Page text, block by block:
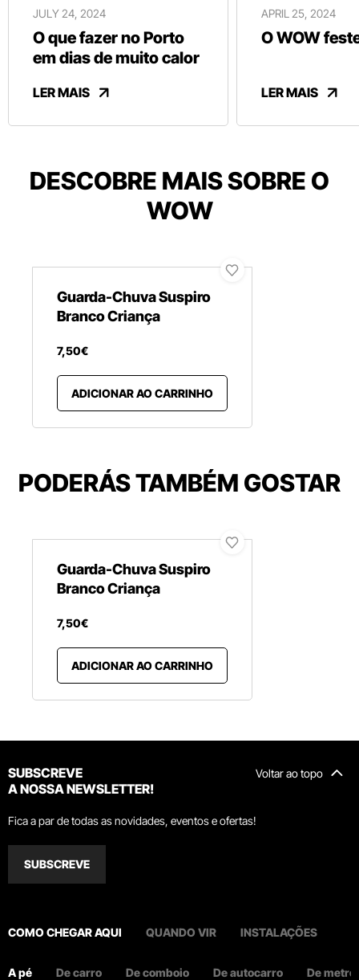
JULY 24, 2024
O que fazer no Porto
em dias de muito calor
LER MAIS
APRIL 25, 2024
O WOW
LER MAIS
DESCOBRE MAIS SOBRE O
WOW
Guarda-Chuva Suspiro
Branco Criança
7,50€
ADICIONAR AO CARRINHO
PODERÁS TAMBÉM GOSTAR
Guarda-Chuva Suspiro
Branco Criança
7,50€
ADICIONAR AO CARRINHO
Voltar ao topo
SUBSCREVE
A NOSSA NEWSLETTER!
Fica a par de todas as novidades, eventos e ofertas!
SUBSCREVE
COMO CHEGAR AQUI QUANDO VIR INSTALAÇÕES
A pé De carro De comboio De autocarro De metro